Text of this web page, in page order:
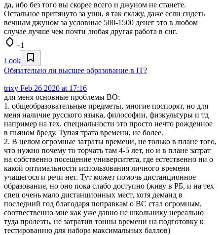
да, ибо без того вы скорее всего и джуном не станете.
Остальное притянуто за уши, я так скажу, даже если сидеть
вечным джуном за условные 500-1500 денег это в любом
случае лучше чем почти любая другая работа в снг.
+1
Look
Обязательно ли высшее образование в IT?
trixy Feb 26 2020 at 17:16
для меня основные проблемы ВО:
1. общеобразовательные предметы, многие поспорят, но для
меня наличие русского языка, философии, физкультуры и тд
например на тех. специальности это просто нечто рожденное
в пьяном бреду. Тупая трата времени, не более.
2. В целом огромные затраты времени, не только в плане того,
что нужно почему то торчать там 4-5 лет, но и в плане затрат
на собственно посещение университета, где естественно ни о
какой оптимальности использования личного времени
учащегося и речи нет. Тут может помочь дистанционное
образование, но оно пока слабо доступно (живу в РБ, и на тех
спец очень мало дистанционных мест, хотя деманд в
последний год благодаря поправкам о ВС стал огромным,
соотвественно мне как уже давно не школьнику нереально
туда пролезть, не затратив тонны времени на подготовку к
тестированию для набора максимальных баллов)